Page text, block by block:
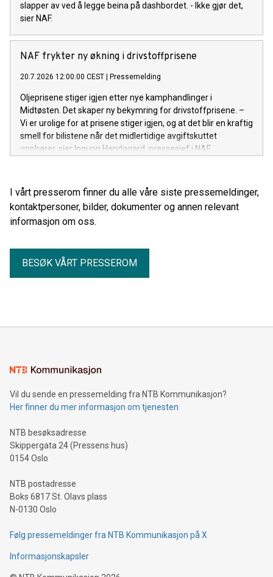
slapper av ved å legge beina på dashbordet. - Ikke gjør det,
sier NAF.
NAF frykter ny økning i drivstoffprisene
20.7.2026 12:00:00 CEST Pressemelding
Oljeprisene stiger igjen etter nye kamphandlinger i
Midtøsten. Det skaper ny bekymring for drivstoffprisene. –
Vi er urolige for at prisene stiger igjen, og at det blir en kraftig
smell for bilistene når det midlertidige avgiftskuttet
opphører, sier Ingunn Handagard, pressesjef i NAF.
I vårt presserom finner du alle våre siste pressemeldinger,
kontaktpersoner, bilder, dokumenter og annen relevant
informasjon om oss.
BESØK VÅRT PRESSEROM
Vil du sende en pressemelding fra NTB Kommunikasjon?
Her finner du mer informasjon om tjenesten
NTB besøksadresse
Skippergata 24 (Pressens hus)
0154 Oslo
NTB postadresse
Boks 6817 St. Olavs plass
N-0130 Oslo
Følg pressemeldinger fra NTB Kommunikasjon på X
Informasjonskapsler